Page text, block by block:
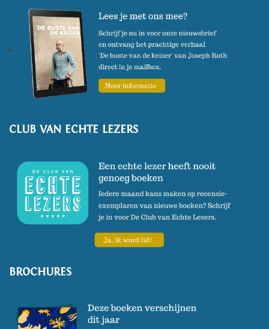
CLUB VAN ECHTE LEZERS
BROCHURES